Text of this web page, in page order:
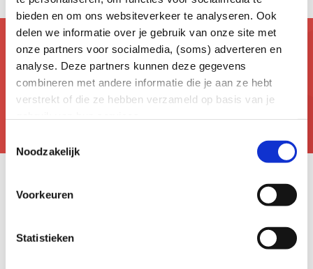
bieden en om ons websiteverkeer te analyseren. Ook
delen we informatie over je gebruik van onze site met
onze partners voor socialmedia, (soms) adverteren en
analyse. Deze partners kunnen deze gegevens
combineren met andere informatie die je aan ze hebt
verstrekt of die ze hebben verzameld op basis van je
Noodzakelijk
Voorkeuren
Statistieken
Niet gevonden wat je zocht?
Snel naar